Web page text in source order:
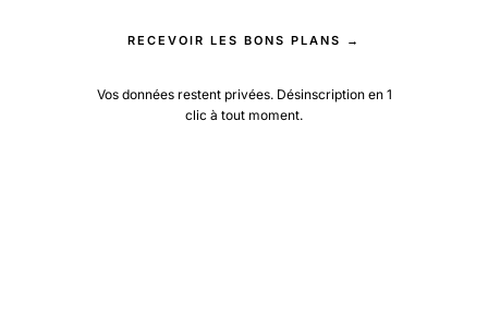
RECEVOIR LES BONS PLANS →
Vos données restent privées. Désinscription en 1
clic à tout moment.